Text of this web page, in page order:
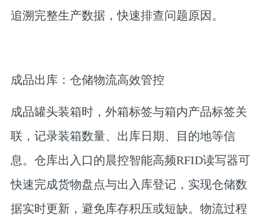
追溯完整生产数据，快速排查问题原因。
成品出库：仓储物流高效管控
成品罐头装箱时，外箱标签与箱内产品标签关
联，记录装箱数量、出库日期、目的地等信
息。仓库出入口的晨控智能高频RFID读写器可
快速完成货物盘点与出入库登记，实现仓储数
据实时更新，避免库存积压或短缺。物流过程